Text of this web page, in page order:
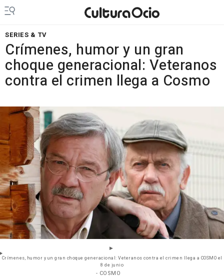
SERIES & TV
Crímenes, humor y un gran
choque generacional: Veteranos
contra el crimen llega a Cosmo
Crímenes, humor y un gran choque generacional: Veteranos contra el crimen llega a COSMO el
8 de junio
- COSMO